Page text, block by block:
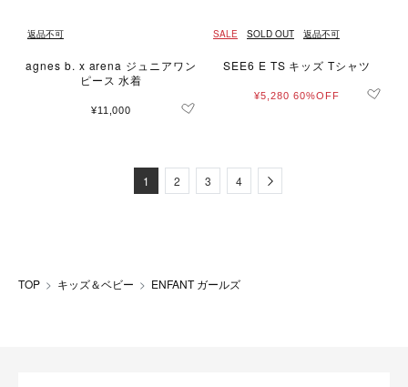
返品不可
agnes b. x arena ジュニアワン
ピース 水着
¥11,000
SALE SOLD OUT 返品不可
SEE6 E TS キッズ Tシャツ
¥5,280 60%OFF
1 2 3 4 Next
TOP キッズ＆ベビー ENFANT ガールズ